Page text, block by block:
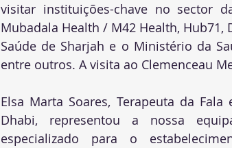
visitar instituições-chave no sector
Mubadala Health / M42 Health, Hub71,
Saúde de Sharjah e o Ministério da
entre outros. A visita ao Clemenceau
Elsa Marta Soares, Terapeuta da
Dhabi, representou a nossa
especializado para o